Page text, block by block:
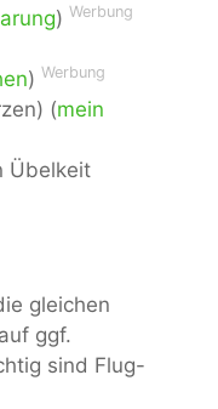
) Werbung
) Werbung
(mein
Übelkeit
gleichen
ggf.
sind Flug-